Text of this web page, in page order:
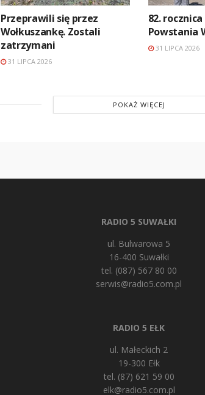
Przeprawili się przez
Wołkuszankę. Zostali
zatrzymani
31 LIPCA 2026
82.
Powstania
31 LIPCA 2026
POKAŻ WIĘCEJ
RADIO 5 SUWAŁKI
ul. Bulwarowa 5
16-400 Suwałki
tel. (087) 567 80 00
serwis@radio5.com.pl
RADIO 5 EŁK
ul. Małeckich 2
19-300 Ełk
tel. (87) 621 59 00
elk@radio5.com.pl